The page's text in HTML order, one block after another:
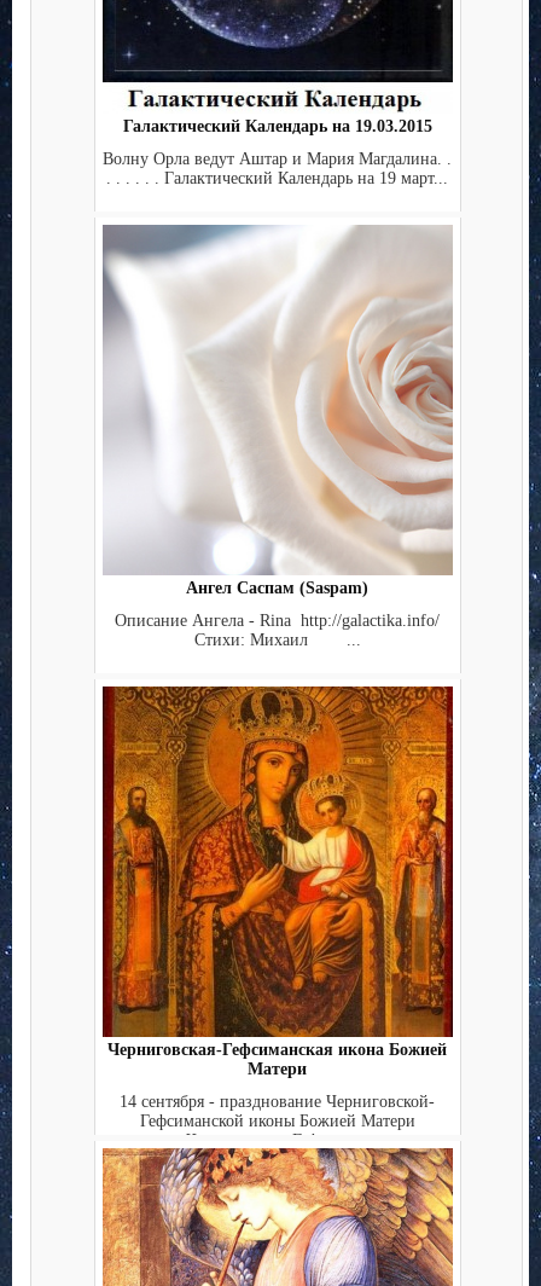
Галактический Календарь на 19.03.2015
Волну Орла ведут Аштар и Мария Магдалина. .
. . . . . . Галактический Календарь на 19 март...
Ангел Саспам (Saspam)
Описание Ангела - Rina http://galactika.info/
Стихи: Михаил ...
Черниговская-Гефсиманская икона Божией
Матери
14 сентября - празднование Черниговской-
Гефсиманской иконы Божией Матери
Черниговская-Гефсима...